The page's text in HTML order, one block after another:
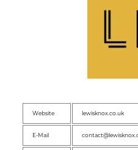
Website lewisknox.co.uk
E-Mail